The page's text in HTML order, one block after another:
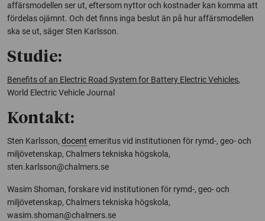
affärsmodellen ser ut, eftersom nyttor och kostnader kan komma att
fördelas ojämnt. Och det finns inga beslut än på hur affärsmodellen
ska se ut, säger Sten Karlsson.
Studie:
Benefits of an Electric Road System for Battery Electric Vehicles,
World Electric Vehicle Journal
Kontakt:
Sten Karlsson, docent emeritus vid institutionen för rymd-, geo- och
miljövetenskap, Chalmers tekniska högskola,
sten.karlsson@chalmers.se
Wasim Shoman, forskare vid institutionen för rymd-, geo- och
miljövetenskap, Chalmers tekniska högskola,
wasim.shoman@chalmers.se